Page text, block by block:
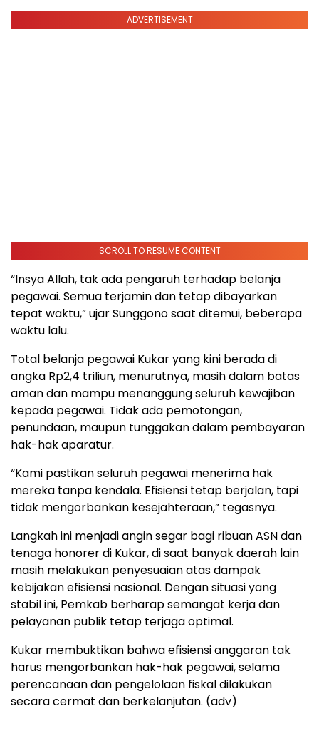
ADVERTISEMENT
SCROLL TO RESUME CONTENT
“Insya Allah, tak ada pengaruh terhadap belanja
pegawai. Semua terjamin dan tetap dibayarkan
tepat waktu,” ujar Sunggono saat ditemui, beberapa
waktu lalu.
Total belanja pegawai Kukar yang kini berada di
angka Rp2,4 triliun, menurutnya, masih dalam batas
aman dan mampu menanggung seluruh kewajiban
kepada pegawai. Tidak ada pemotongan,
penundaan, maupun tunggakan dalam pembayaran
hak-hak aparatur.
“Kami pastikan seluruh pegawai menerima hak
mereka tanpa kendala. Efisiensi tetap berjalan, tapi
tidak mengorbankan kesejahteraan,” tegasnya.
Langkah ini menjadi angin segar bagi ribuan ASN dan
tenaga honorer di Kukar, di saat banyak daerah lain
masih melakukan penyesuaian atas dampak
kebijakan efisiensi nasional. Dengan situasi yang
stabil ini, Pemkab berharap semangat kerja dan
pelayanan publik tetap terjaga optimal.
Kukar membuktikan bahwa efisiensi anggaran tak
harus mengorbankan hak-hak pegawai, selama
perencanaan dan pengelolaan fiskal dilakukan
secara cermat dan berkelanjutan. (adv)